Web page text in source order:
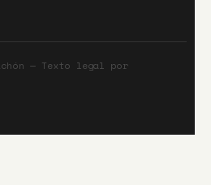
— Texto legal por